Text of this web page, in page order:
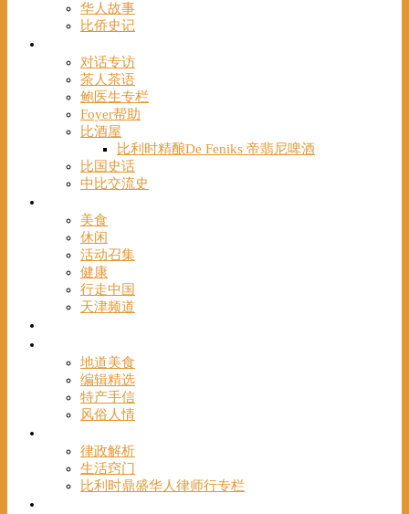
华人故事
比侨史记
对话专访
茶人茶语
鲍医生专栏
Foyer帮助
比酒屋
比利时精酿De Feniks 帝翡尼啤酒
比国史话
中比交流史
美食
休闲
活动召集
健康
行走中国
天津频道
地道美食
编辑精选
特产手信
风俗人情
律政解析
生活窍门
比利时鼎盛华人律师行专栏